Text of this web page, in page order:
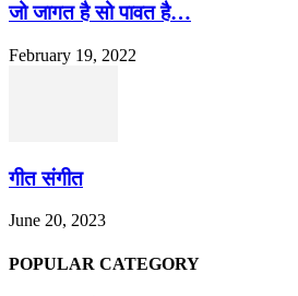
जो जागत है सो पावत है…
February 19, 2022
गीत संगीत
June 20, 2023
POPULAR CATEGORY